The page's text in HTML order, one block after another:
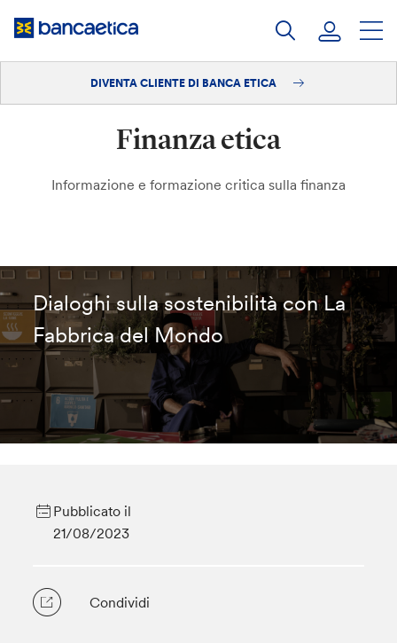
DIVENTA CLIENTE DI BANCA ETICA
Finanza etica
Informazione e formazione critica sulla finanza
Dialoghi sulla sostenibilità con La
Fabbrica del Mondo
Pubblicato il
21/08/2023
Condividi